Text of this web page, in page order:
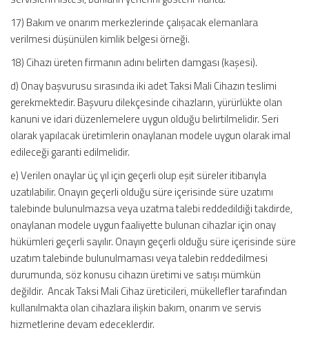
17) Bakım ve onarım merkezlerinde çalışacak elemanlara
verilmesi düşünülen kimlik belgesi örneği.
18) Cihazı üreten firmanın adını belirten damgası (kaşesi).
d) Onay başvurusu sırasında iki adet Taksi Mali Cihazın teslimi
gerekmektedir. Başvuru dilekçesinde cihazların, yürürlükte olan
kanuni ve idari düzenlemelere uygun olduğu belirtilmelidir. Seri
olarak yapılacak üretimlerin onaylanan modele uygun olarak imal
edileceği garanti edilmelidir.
e) Verilen onaylar üç yıl için geçerli olup eşit süreler itibarıyla
uzatılabilir. Onayın geçerli olduğu süre içerisinde süre uzatımı
talebinde bulunulmazsa veya uzatma talebi reddedildiği takdirde,
onaylanan modele uygun faaliyette bulunan cihazlar için onay
hükümleri geçerli sayılır. Onayın geçerli olduğu süre içerisinde süre
uzatım talebinde bulunulmaması veya talebin reddedilmesi
durumunda, söz konusu cihazın üretimi ve satışı mümkün
değildir. Ancak Taksi Mali Cihaz üreticileri, mükellefler tarafından
kullanılmakta olan cihazlara ilişkin bakım, onarım ve servis
hizmetlerine devam edeceklerdir.